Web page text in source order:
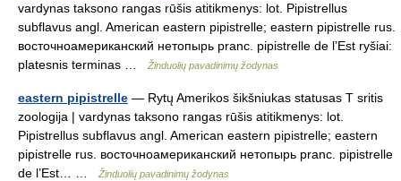
vardynas taksono rangas rūšis atitikmenys: lot. Pipistrellus
subflavus angl. American eastern pipistrelle; eastern pipistrelle rus.
восточноамериканский нетопырь pranc. pipistrelle de l’Est ryšiai:
platesnis terminas …
Žinduolių pavadinimų žodynas
eastern pipistrelle — Rytų Amerikos šikšniukas statusas T sritis
zoologija | vardynas taksono rangas rūšis atitikmenys: lot.
Pipistrellus subflavus angl. American eastern pipistrelle; eastern
pipistrelle rus. восточноамериканский нетопырь pranc. pipistrelle
de l’Est… …
Žinduolių pavadinimų žodynas